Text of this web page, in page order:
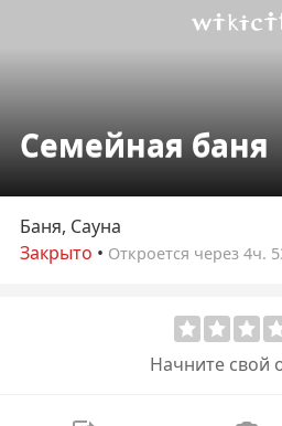
Семейная баня
Баня, Сауна
Закрыто • Откроется через 4ч.
Начните свой